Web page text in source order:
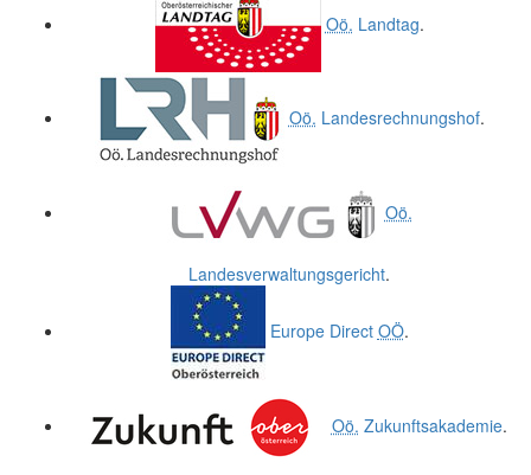
Oö. Landtag.
Oö. Landesrechnungshof.
Oö.
Landesverwaltungsgericht.
Europe Direct OÖ.
Oö. Zukunftsakademie.